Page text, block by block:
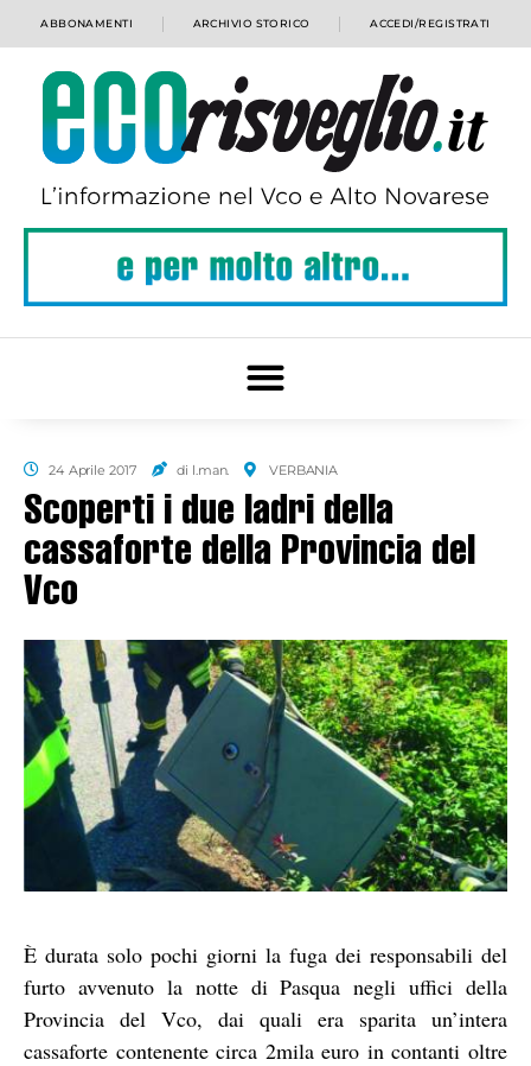
ABBONAMENTI ARCHIVIO STORICO ACCEDI/REGISTRATI
24 Aprile 2017 di l.man. VERBANIA
Scoperti i due ladri della
cassaforte della Provincia del
Vco
È durata solo pochi giorni la fuga dei responsabili del
furto avvenuto la notte di Pasqua negli uffici della
Provincia del Vco, dai quali era sparita un’intera
cassaforte contenente circa 2mila euro in contanti oltre